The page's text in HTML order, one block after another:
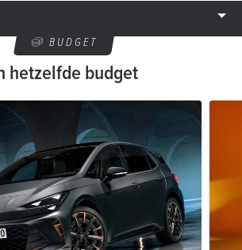
BUDGET
hetzelfde budget